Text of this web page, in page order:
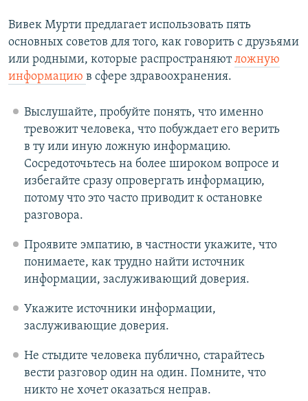
Вивек Мурти предлагает использовать пять
основных советов для того, как говорить с друзьями
или родными, которые распространяютложную
информацию в сфере здравоохранения.
Выслушайте, пробуйте понять, что именно
тревожит человека, что побуждает его верить
в ту или иную ложную информацию.
Сосредоточьтесь на более широком вопросе и
избегайте сразу опровергать информацию,
потому что это часто приводит к остановке
разговора.
Проявите эмпатию, в частности укажите, что
понимаете, как трудно найти источник
информации, заслуживающий доверия.
Укажите источники информации,
заслуживающие доверия.
Не стыдите человека публично, старайтесь
вести разговор один на один. Помните, что
никто не хочет оказаться неправ.